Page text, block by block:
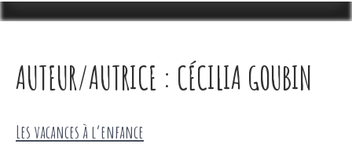
AUTEUR/AUTRICE : CÉCILIA GOUBIN
Les vacances à l’enfance